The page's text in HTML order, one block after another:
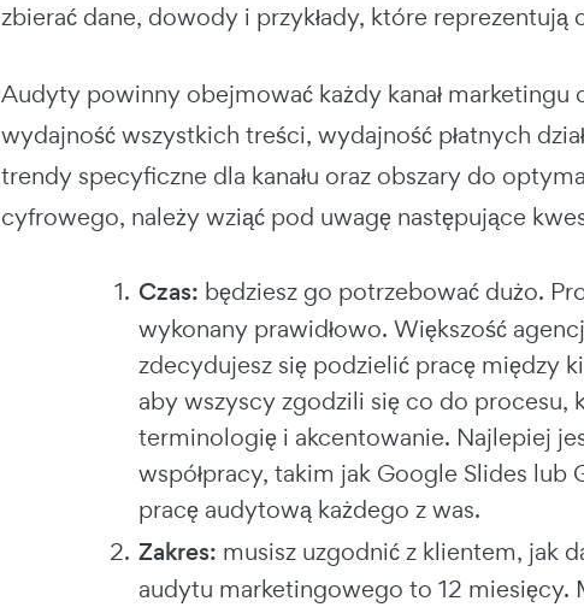
zbierać dane, dowody i przykłady, które
Audyty powinny obejmować każdy kanał
wydajność wszystkich treści, wydajność płatnych
trendy specyficzne dla kanału oraz obszary do
cyfrowego, należy wziąć pod uwagę następujące
Czas: będziesz go potrzebować dużo.
wykonany prawidłowo. Większość
zdecydujesz się podzielić pracę między
aby wszyscy zgodzili się co do
terminologię i akcentowanie. Najlepiej
współpracy, takim jak Google Slides
pracę audytową każdego z was.
Zakres: musisz uzgodnić z klientem, jak
audytu marketingowego to 12 miesięcy.